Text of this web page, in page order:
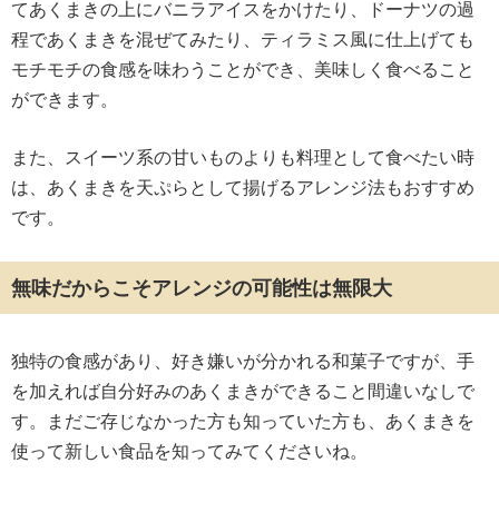
てあくまきの上にバニラアイスをかけたり、ドーナツの過
程であくまきを混ぜてみたり、ティラミス風に仕上げても
モチモチの食感を味わうことができ、美味しく食べること
ができます。
また、スイーツ系の甘いものよりも料理として食べたい時
は、あくまきを天ぷらとして揚げるアレンジ法もおすすめ
です。
無味だからこそアレンジの可能性は無限大
独特の食感があり、好き嫌いが分かれる和菓子ですが、手
を加えれば自分好みのあくまきができること間違いなしで
す。まだご存じなかった方も知っていた方も、あくまきを
使って新しい食品を知ってみてくださいね。